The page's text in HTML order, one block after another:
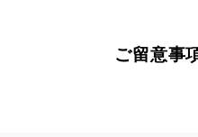
ご留意事